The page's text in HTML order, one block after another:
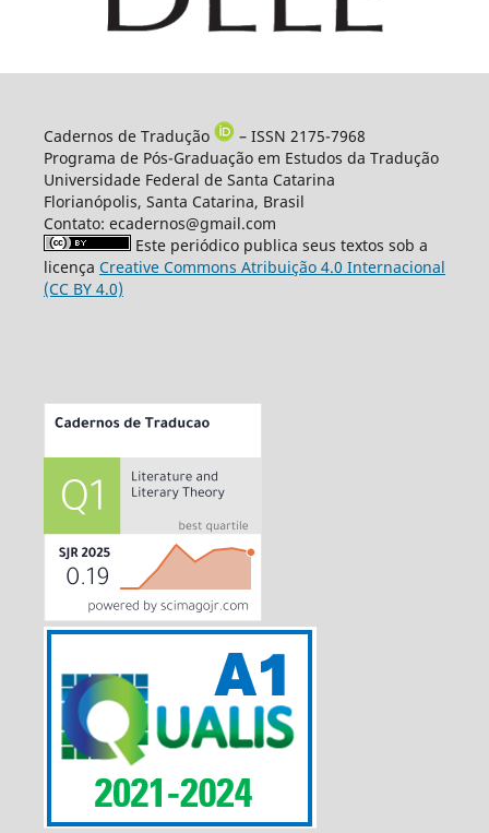
Cadernos de Tradução
– ISSN 2175-7968
Programa de Pós-Graduação em Estudos da Tradução
Universidade Federal de Santa Catarina
Florianópolis, Santa Catarina, Brasil
Contato: ecadernos@gmail.com
Este periódico publica seus textos sob a
licença Creative Commons Atribuição 4.0 Internacional
(CC BY 4.0)